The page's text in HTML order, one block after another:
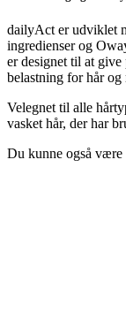
dailyAct er udviklet
ingredienser og
er designet til at
belastning for hår og
Velegnet til alle
vasket hår, der har
Du kunne også